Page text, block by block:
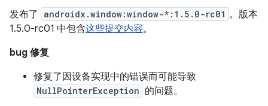
发布了
androidx.window:window-*:1.5.0-rc01 。版本
1.5.0-rc01 中包含这些提交内容。
bug 修复
修复了因设备实现中的错误而可能导致
NullPointerException 的问题。